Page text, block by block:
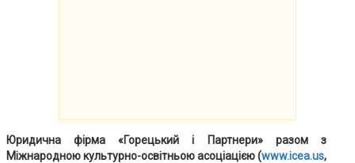
Юридична фірма «Горецький і Партнери» разом з
Міжнародною культурно-освітньою асоціацією (www.icea.us,